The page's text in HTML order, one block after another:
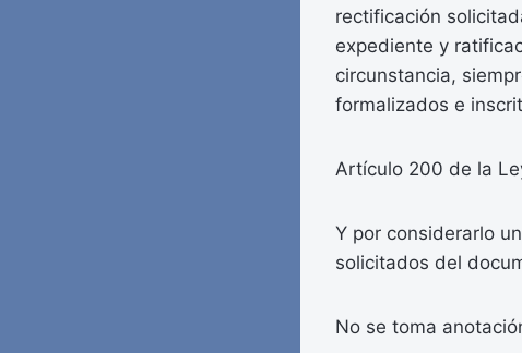
rectificación
expediente y
circunstancia,
formalizados e
Artículo 200 de la
Y por considerarlo
solicitados del
No se toma